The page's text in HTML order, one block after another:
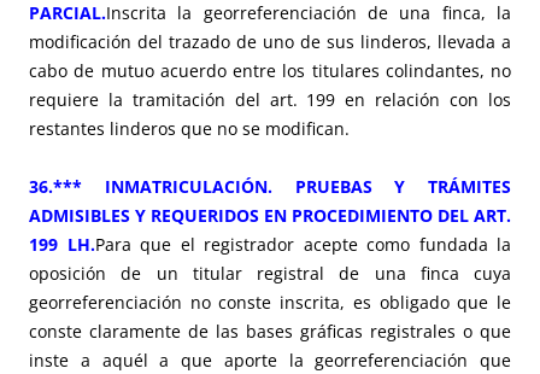
PARCIAL.Inscrita la georreferenciación de una finca, la
modificación del trazado de uno de sus linderos, llevada a
cabo de mutuo acuerdo entre los titulares colindantes, no
requiere la tramitación del art. 199 en relación con los
restantes linderos que no se modifican.
36.*** INMATRICULACIÓN. PRUEBAS Y TRÁMITES
ADMISIBLES Y REQUERIDOS EN PROCEDIMIENTO DEL ART.
199 LH.Para que el registrador acepte como fundada la
oposición de un titular registral de una finca cuya
georreferenciación no conste inscrita, es obligado que le
conste claramente de las bases gráficas registrales o que
inste a aquél a que aporte la georreferenciación que